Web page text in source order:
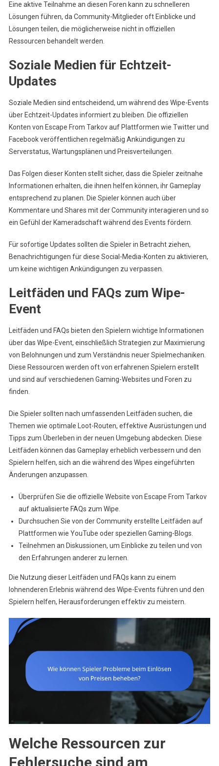
Eine aktive Teilnahme an diesen Foren kann zu schnelleren
Lösungen führen, da Community-Mitglieder oft Einblicke und
Lösungen teilen, die möglicherweise nicht in offiziellen
Ressourcen behandelt werden.
Soziale Medien für Echtzeit-
Updates
Soziale Medien sind entscheidend, um während des Wipe-Events
über Echtzeit-Updates informiert zu bleiben. Die offiziellen
Konten von Escape From Tarkov auf Plattformen wie Twitter und
Facebook veröffentlichen regelmäßig Ankündigungen zu
Serverstatus, Wartungsplänen und Preisverteilungen.
Das Folgen dieser Konten stellt sicher, dass die Spieler zeitnahe
Informationen erhalten, die ihnen helfen können, ihr Gameplay
entsprechend zu planen. Die Spieler können auch über
Kommentare und Shares mit der Community interagieren und so
ein Gefühl der Kameradschaft während des Events fördern.
Für sofortige Updates sollten die Spieler in Betracht ziehen,
Benachrichtigungen für diese Social-Media-Konten zu aktivieren,
um keine wichtigen Ankündigungen zu verpassen.
Leitfäden und FAQs zum Wipe-
Event
Leitfäden und FAQs bieten den Spielern wichtige Informationen
über das Wipe-Event, einschließlich Strategien zur Maximierung
von Belohnungen und zum Verständnis neuer Spielmechaniken.
Diese Ressourcen werden oft von erfahrenen Spielern erstellt
und sind auf verschiedenen Gaming-Websites und Foren zu
finden.
Die Spieler sollten nach umfassenden Leitfäden suchen, die
Themen wie optimale Loot-Routen, effektive Ausrüstungen und
Tipps zum Überleben in der neuen Umgebung abdecken. Diese
Leitfäden können das Gameplay erheblich verbessern und den
Spielern helfen, sich an die während des Wipes eingeführten
Änderungen anzupassen.
Überprüfen Sie die offizielle Website von Escape From Tarkov
auf aktualisierte FAQs zum Wipe.
Durchsuchen Sie von der Community erstellte Leitfäden auf
Plattformen wie YouTube oder speziellen Gaming-Blogs.
Teilnehmen an Diskussionen, um Einblicke zu teilen und von
den Erfahrungen anderer zu lernen.
Die Nutzung dieser Leitfäden und FAQs kann zu einem
lohnenderen Erlebnis während des Wipe-Events führen und den
Spielern helfen, Herausforderungen effektiv zu meistern.
Welche Ressourcen zur
Fehlersuche sind am